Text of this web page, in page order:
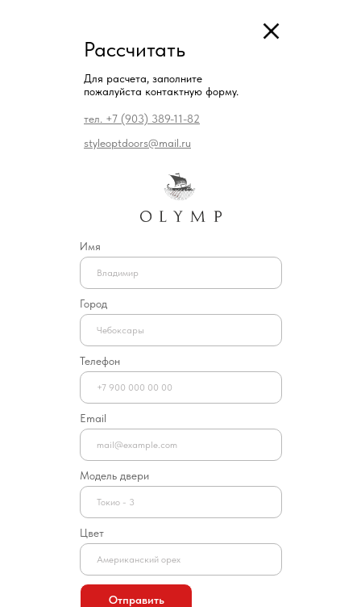
Рассчитать
Имя
Город
Телефон
Email
Модель двери
Цвет
Отправить
Для расчета, заполните
пожалуйста контактную форму.
тел. +7 (903) 389-11-82
styleoptdoors@mail.ru